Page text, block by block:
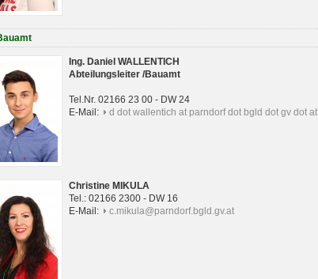
Ing. Daniel WALLENTICH
Abteilungsleiter /Bauamt
Tel.Nr. 02166 23 00 - DW 24
E-Mail:
d dot wallentich at parndorf dot bgld dot gv dot at
Christine MIKULA
Tel.: 02166 2300 - DW 16
E-Mail:
c.mikula@parndorf.bgld.gv.at